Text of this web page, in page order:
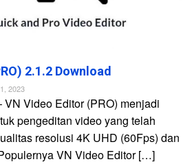
2.1.2 Download
2023
VN Video Editor (PRO) menjadi
pengeditan video yang telah
resolusi 4K UHD (60Fps) dan
VN Video Editor […]